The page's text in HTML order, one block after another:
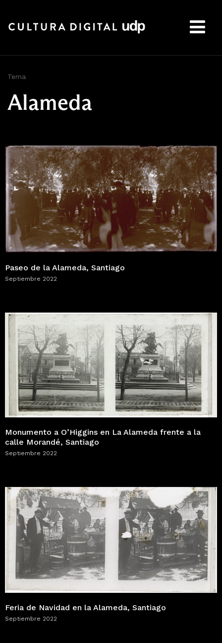
Tema
Alameda
Paseo de la Alameda, Santiago
Septiembre 2022
Monumento a O’Higgins en La Alameda frente a la
calle Morandé, Santiago
Septiembre 2022
Feria de Navidad en la Alameda, Santiago
Septiembre 2022